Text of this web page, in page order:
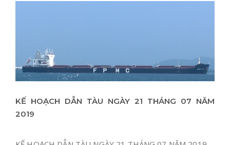
KẾ HOẠCH DẪN TÀU NGÀY 21 THÁNG 07 NĂM
2019